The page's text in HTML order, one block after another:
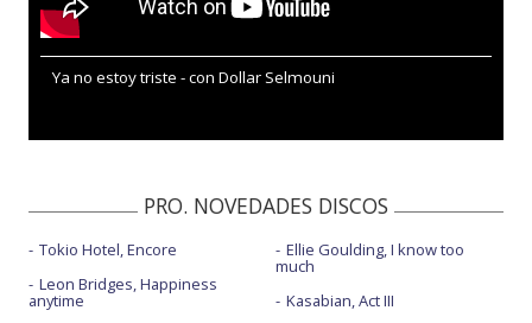
Ya no estoy triste - con Dollar Selmouni
PRO. NOVEDADES DISCOS
Tokio Hotel, Encore
Leon Bridges, Happiness
anytime
Ellie Goulding, I know too
much
Kasabian, Act III